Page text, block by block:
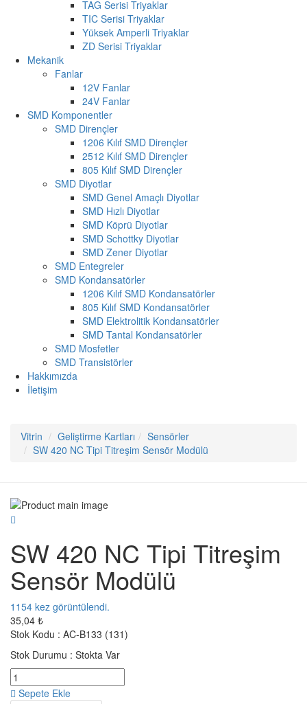
TAG Serisi Triyaklar
TIC Serisi Triyaklar
Yüksek Amperli Triyaklar
ZD Serisi Triyaklar
Mekanik
Fanlar
12V Fanlar
24V Fanlar
SMD Komponentler
SMD Dirençler
1206 Kılıf SMD Dirençler
2512 Kılıf SMD Dirençler
805 Kılıf SMD Dirençler
SMD Diyotlar
SMD Genel Amaçlı Diyotlar
SMD Hızlı Diyotlar
SMD Köprü Diyotlar
SMD Schottky Diyotlar
SMD Zener Diyotlar
SMD Entegreler
SMD Kondansatörler
1206 Kılıf SMD Kondansatörler
805 Kılıf SMD Kondansatörler
SMD Elektrolitik Kondansatörler
SMD Tantal Kondansatörler
SMD Mosfetler
SMD Transistörler
Hakkımızda
İletişim
Vitrin Geliştirme Kartları
Sensörler
SW 420 NC Tipi Titreşim Sensör Modülü
SW 420 NC Tipi Titreşim
Sensör Modülü
1154 kez görüntülendi.
35,04 ₺
Stok Kodu : AC-B133 (131)
Stok Durumu : Stokta Var
Sepete Ekle